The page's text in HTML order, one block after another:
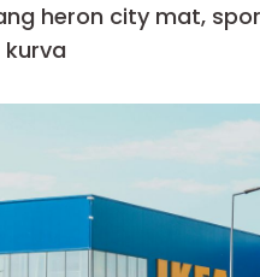
city mat, sport och nöjen i
kurva